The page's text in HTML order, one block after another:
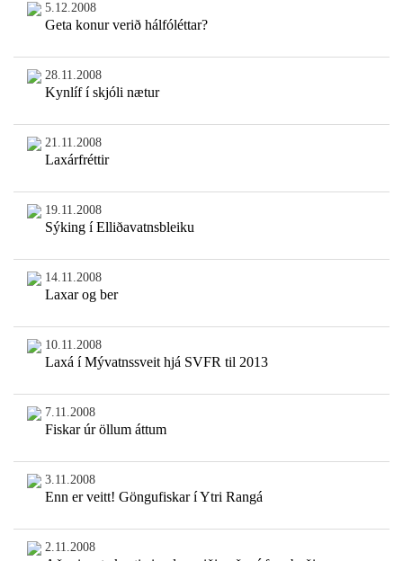
5.12.2008
Geta konur verið hálfóléttar?
28.11.2008
Kynlíf í skjóli nætur
21.11.2008
Laxárfréttir
19.11.2008
Sýking í Elliðavatnsbleiku
14.11.2008
Laxar og ber
10.11.2008
Laxá í Mývatnssveit hjá SVFR til 2013
7.11.2008
Fiskar úr öllum áttum
3.11.2008
Enn er veitt! Göngufiskar í Ytri Rangá
2.11.2008